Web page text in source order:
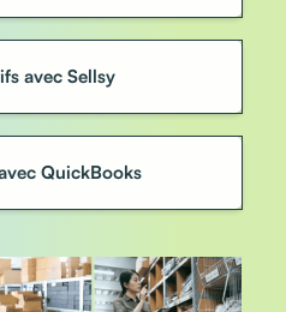
avec Sellsy
QuickBooks